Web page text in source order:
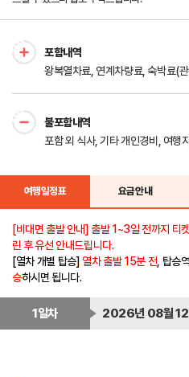
포함내역
왕복열차료, 연계차량료, 숙박료(
불포함내역
포함 외 식사, 기타 개인경비, 여행
여행일정표 요금안내
[비대면 출발 안내] 출발 1~3일 전까지 티
린 후 유선 안내드립니다.
[열차 개별 탑승] 열차 출발 15분 전 , 탑승
승하시면 됩니다.
1일차 2026년 08월